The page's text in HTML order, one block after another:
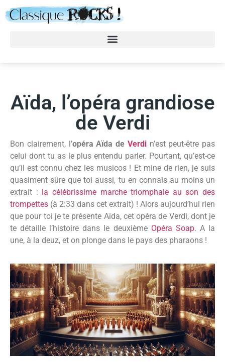
Aïda, l’opéra grandiose
de Verdi
Bon clairement, l’opéra Aïda de Verdin’est peut-être pas
celui dont tu as le plus entendu parler. Pourtant, qu’est-ce
qu’il est connu chez les musicos ! Et mine de rien, je suis
quasiment sûre que toi aussi, tu en connais au moins un
extrait : la célébrissime marche triomphale au son des
trompettes (à 2:33 dans cet extrait) ! Alors aujourd’hui rien
que pour toi je te présente Aïda, cet opéra de Verdi, dont je
te détaille l’histoire dans le deuxième Opéra Soap. A la
une, à la deuz, et on plonge dans le pays des pharaons !